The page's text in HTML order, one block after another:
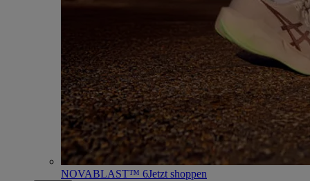
NOVABLAST™ 6Jetzt shoppen